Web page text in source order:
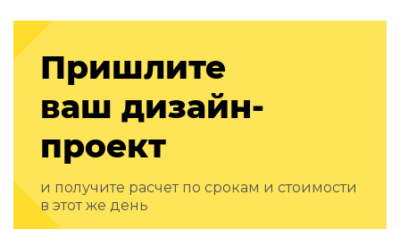
Изделия из натурального мрамора и камня
Светящийся камень
Подбор, производство и комплектация по вашему
Все категории товаров
Реализованные проекты
Пришлите
ваш дизайн-
проект
и получите расчет по срокам и стоимости
в этот же день